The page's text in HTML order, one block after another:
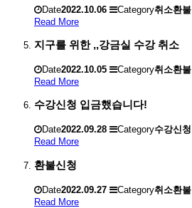
Date2022.10.06 Category취소환불
Read More
지구를 위한 ,,강금실 수강 취소
Date2022.10.05 Category취소환불
Read More
수강신청 입금했습니다!
Date2022.09.28 Category수강신청
Read More
환불신청
Date2022.09.27 Category취소환불
Read More